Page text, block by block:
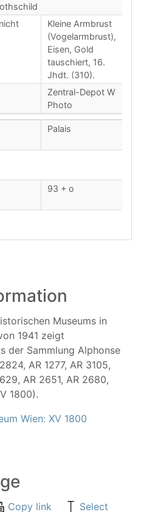
Kleine Armbrust
(Vogelarmbrust),
Eisen, Gold
tauschiert, 16.
Jhdt. (310).
Zentral-Depot W
Photo
Palais
93 + o
Museums in
1941 zeigt
der Sammlung Alphonse
AR 1277, AR 3105,
AR 2651, AR 2680,
1800).
Wien: XV 1800
Copy link Select